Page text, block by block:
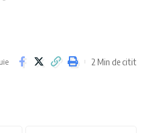
2 Min de citit